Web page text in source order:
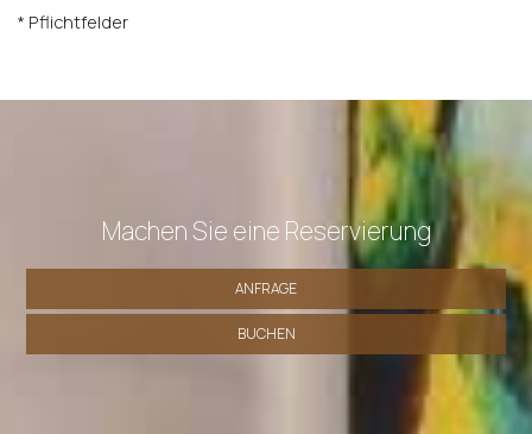
* Pflichtfelder
Machen Sie eine Reservierung
ANFRAGE
BUCHEN